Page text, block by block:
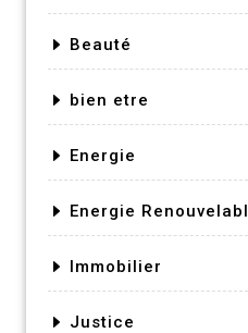
Beauté
bien etre
Energie
Energie
Immobilier
Justice